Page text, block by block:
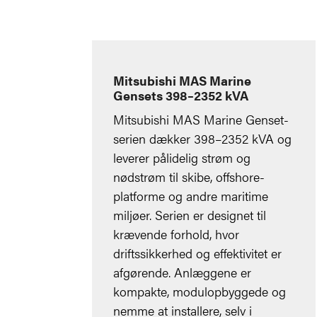
Mitsubishi MAS Marine
Gensets 398–2352 kVA
Mitsubishi MAS Marine Genset-
serien dækker 398–2352 kVA og
leverer pålidelig strøm og
nødstrøm til skibe, offshore-
platforme og andre maritime
miljøer. Serien er designet til
krævende forhold, hvor
driftssikkerhed og effektivitet er
afgørende. Anlæggene er
kompakte, modulopbyggede og
nemme at installere, selv i